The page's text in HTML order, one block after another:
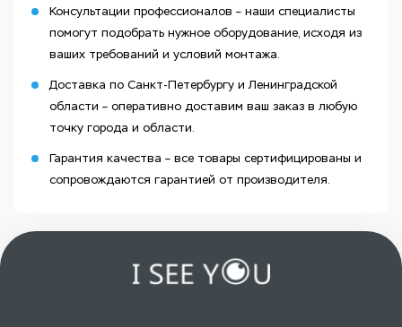
Консультации профессионалов – наши специалисты
помогут подобрать нужное оборудование, исходя из
ваших требований и условий монтажа.
Доставка по Санкт-Петербургу и Ленинградской
области – оперативно доставим ваш заказ в любую
точку города и области.
Гарантия качества – все товары сертифицированы и
сопровождаются гарантией от производителя.